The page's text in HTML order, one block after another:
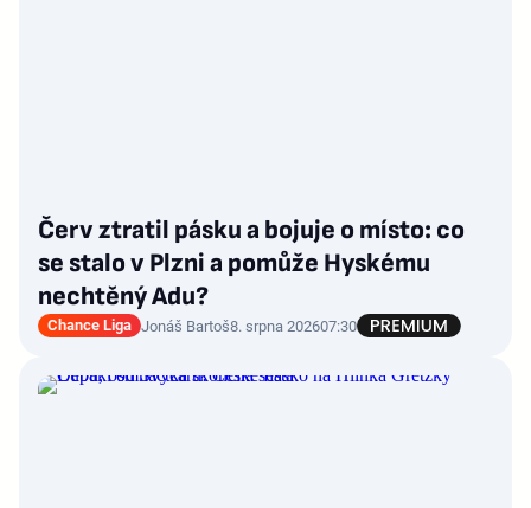
Červ ztratil pásku a bojuje o místo: co
se stalo v Plzni a pomůže Hyskému
nechtěný Adu?
Chance Liga Jonáš Bartoš8. srpna 202607:30